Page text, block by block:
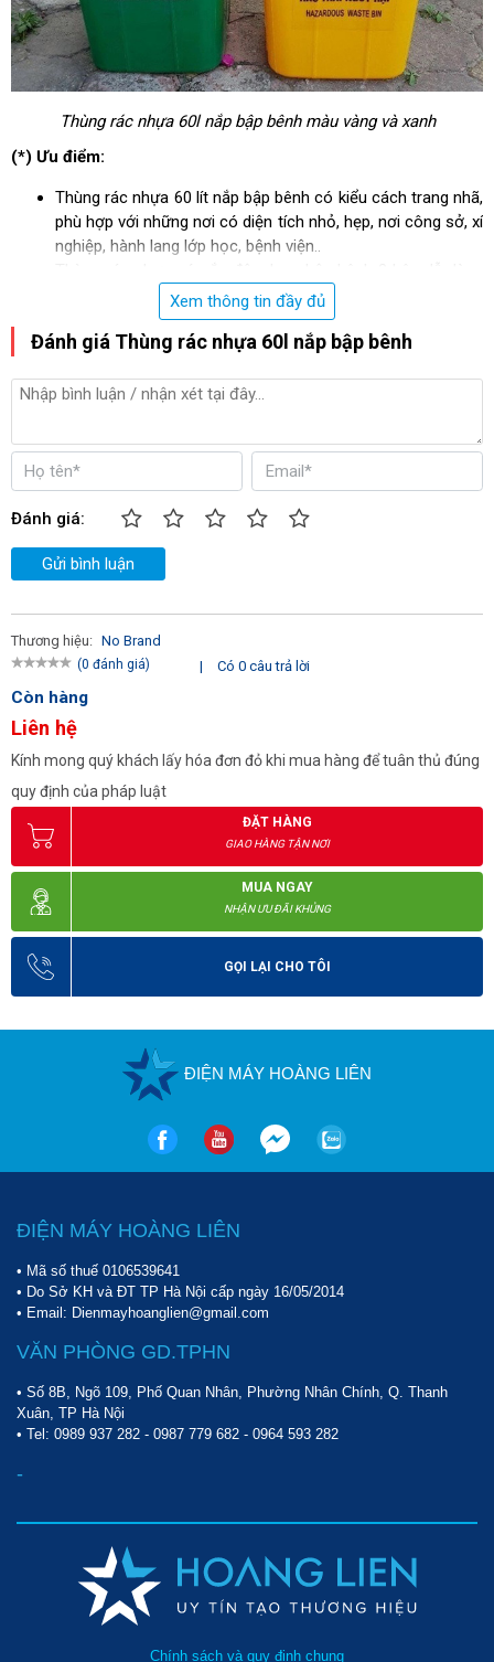
Thùng rác nhựa 60l nắp bập bênh màu vàng và xanh
(*) Ưu điểm:
Thùng rác nhựa 60 lít nắp bập bênh có kiểu cách trang nhã,
phù hợp với những nơi có diện tích nhỏ, hẹp, nơi công sở, xí
nghiệp, hành lang lớp học, bệnh viện..
cho việc xả rác vào thùng;
Được thiết kế nhẵn hai mặt nên dễ dàng cho công tác thu
gom và vệ sinh thùng rác;
nguyên chất an toàn cho người sử dụng và thân thiện với
Thùng rác nhựa 60l nắp bập bênh màu ghi
Thùng rác nhựa 60l nắp bập bênh màu kem
Xem thông tin đầy đủ
Đánh giá Thùng rác nhựa 60l nắp bập bênh
Đánh giá:
Gửi bình luận
Thương hiệu: No Brand
(0 đánh giá) | Có 0 câu trả lời
Còn hàng
Liên hệ
Kính mong quý khách lấy hóa đơn đỏ khi mua hàng để tuân thủ đúng
quy định của pháp luật
ĐẶT HÀNG
GIAO HÀNG TẬN NƠI
MUA NGAY
NHẬN ƯU ĐÃI KHỦNG
GỌI LẠI CHO TÔI
ĐIỆN MÁY HOÀNG LIÊN
ĐIỆN MÁY HOÀNG LIÊN
• Mã số thuế 0106539641
• Do Sở KH và ĐT TP Hà Nội cấp ngày 16/05/2014
• Email: Dienmayhoanglien@gmail.com
VĂN PHÒNG GD.TPHN
• Số 8B, Ngõ 109, Phố Quan Nhân, Phường Nhân Chính, Q. Thanh
Xuân, TP Hà Nội
• Tel: 0989 937 282 - 0987 779 682 - 0964 593 282
-
Chính sách và quy định chung